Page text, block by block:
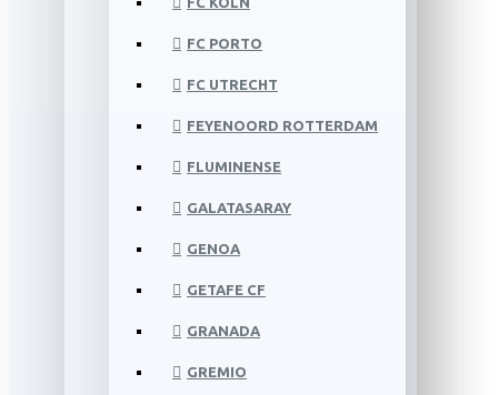
FC PORTO
FC UTRECHT
FEYENOORD ROTTERDAM
FLUMINENSE
GALATASARAY
GENOA
GETAFE CF
GRANADA
GREMIO